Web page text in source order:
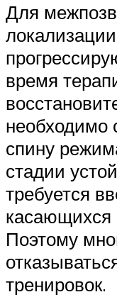
Для
время
необходимо
спину
стадии
требуется
касающихся
Поэтому
тренировок.